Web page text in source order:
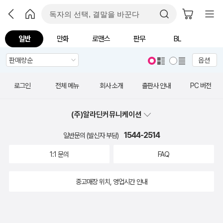
일반 만화 로맨스 판무 BL
옵션
로그인 전체 메뉴 회사 소개 출판사 안내 PC 버전
(주)알라딘커뮤니케이션
일반문의 (발신자 부담) 1544-2514
1:1 문의 FAQ
중고매장 위치, 영업시간 안내